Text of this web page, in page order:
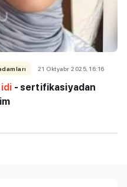
21 Oktyabr 2025, 16:16
- sertifikasiyadan